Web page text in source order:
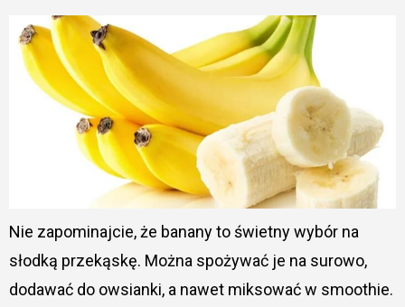
Nie zapominajcie, że banany to świetny wybór na
słodką przekąskę. Można spożywać je na surowo,
dodawać do owsianki, a nawet miksować w smoothie.